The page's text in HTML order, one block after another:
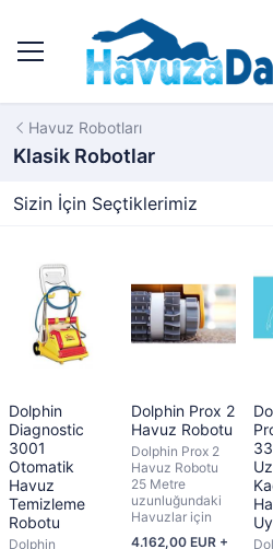
Havuz Robotları
Klasik Robotlar
Sizin İçin Seçtiklerimiz
Dolphin
Diagnostic
3001
Otomatik
Havuz
Temizleme
Robotu
Dolphin
Dolphin Prox 2
Havuz Robotu
Dolphin Prox 2
Havuz Robotu
25 Metre
uzunluğundaki
Havuzlar için
4.162,00 EUR +